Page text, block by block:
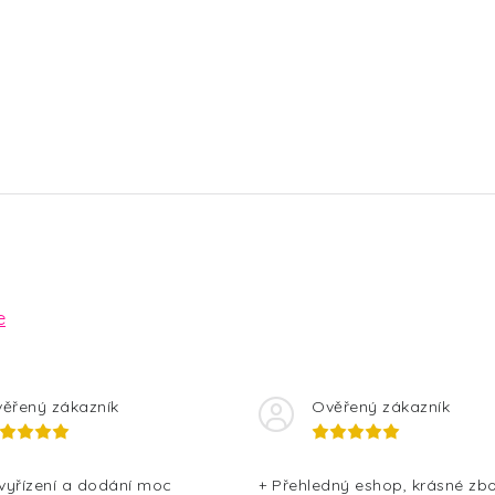
zákazník
a dodání moc
Ověřený zákazník
+ Přehledný eshop, krásné